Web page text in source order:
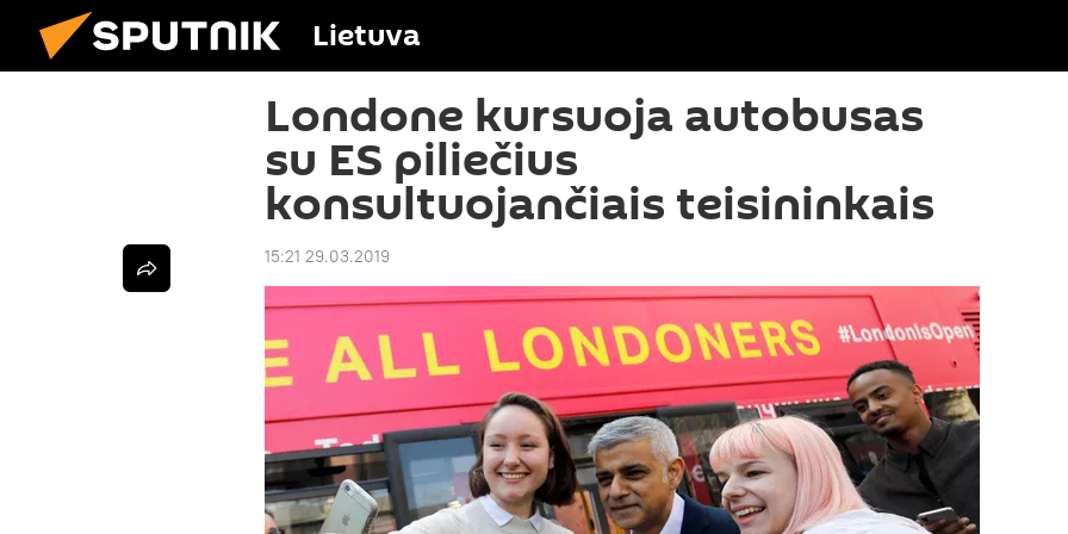
Lietuva
Londone kursuoja autobusas
su ES piliečius
konsultuojančiais teisininkais
15:21 29.03.2019